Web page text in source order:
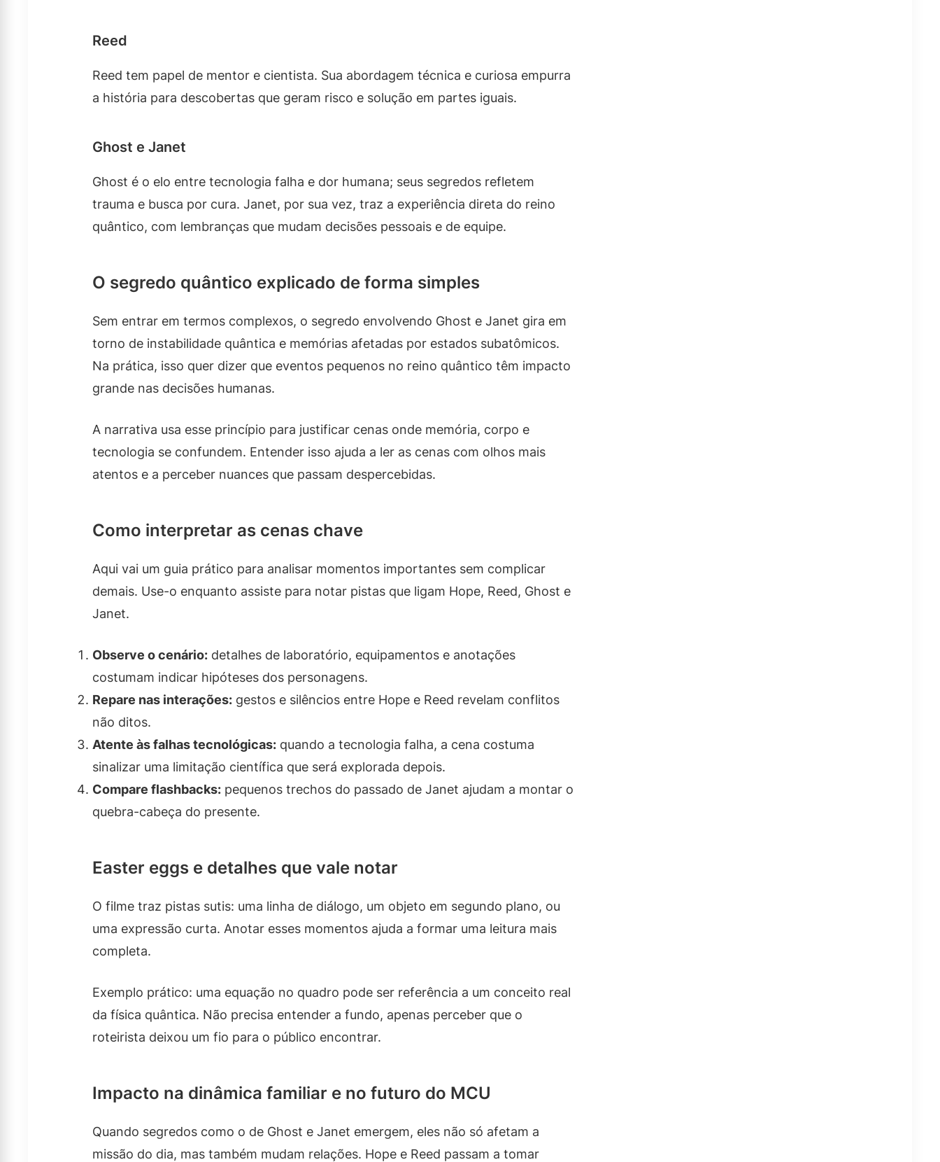
Reed
Reed tem papel de mentor e cientista. Sua abordagem técnica e curiosa empurra
a história para descobertas que geram risco e solução em partes iguais.
Ghost e Janet
Ghost é o elo entre tecnologia falha e dor humana; seus segredos refletem
trauma e busca por cura. Janet, por sua vez, traz a experiência direta do reino
quântico, com lembranças que mudam decisões pessoais e de equipe.
O segredo quântico explicado de forma simples
Sem entrar em termos complexos, o segredo envolvendo Ghost e Janet gira em
torno de instabilidade quântica e memórias afetadas por estados subatômicos.
Na prática, isso quer dizer que eventos pequenos no reino quântico têm impacto
grande nas decisões humanas.
A narrativa usa esse princípio para justificar cenas onde memória, corpo e
tecnologia se confundem. Entender isso ajuda a ler as cenas com olhos mais
atentos e a perceber nuances que passam despercebidas.
Como interpretar as cenas chave
Aqui vai um guia prático para analisar momentos importantes sem complicar
demais. Use-o enquanto assiste para notar pistas que ligam Hope, Reed, Ghost e
Janet.
Observe o cenário: detalhes de laboratório, equipamentos e anotações
costumam indicar hipóteses dos personagens.
Repare nas interações: gestos e silêncios entre Hope e Reed revelam conflitos
não ditos.
Atente às falhas tecnológicas: quando a tecnologia falha, a cena costuma
sinalizar uma limitação científica que será explorada depois.
Compare flashbacks: pequenos trechos do passado de Janet ajudam a montar o
quebra-cabeça do presente.
Easter eggs e detalhes que vale notar
O filme traz pistas sutis: uma linha de diálogo, um objeto em segundo plano, ou
uma expressão curta. Anotar esses momentos ajuda a formar uma leitura mais
completa.
Exemplo prático: uma equação no quadro pode ser referência a um conceito real
da física quântica. Não precisa entender a fundo, apenas perceber que o
roteirista deixou um fio para o público encontrar.
Impacto na dinâmica familiar e no futuro do MCU
Quando segredos como o de Ghost e Janet emergem, eles não só afetam a
missão do dia, mas também mudam relações. Hope e Reed passam a tomar